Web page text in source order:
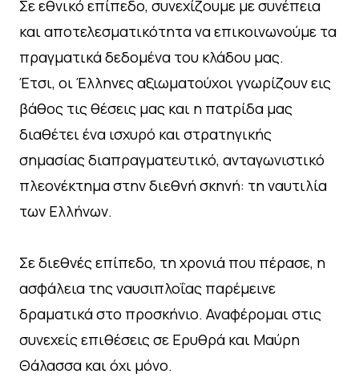
Σε εθνικό επίπεδο, συνεχίζουμε με συνέπεια
και αποτελεσματικότητα να επικοινωνούμε τα
πραγματικά δεδομένα του κλάδου μας.
Έτσι, οι Έλληνες αξιωματούχοι γνωρίζουν εις
βάθος τις θέσεις μας και η πατρίδα μας
διαθέτει ένα ισχυρό και στρατηγικής
σημασίας διαπραγματευτικό, ανταγωνιστικό
πλεονέκτημα στην διεθνή σκηνή: τη ναυτιλία
των Ελλήνων.
Σε διεθνές επίπεδο, τη χρονιά που πέρασε, η
ασφάλεια της ναυσιπλοΐας παρέμεινε
δραματικά στο προσκήνιο. Αναφέρομαι στις
συνεχείς επιθέσεις σε Ερυθρά και Μαύρη
Θάλασσα και όχι μόνο.